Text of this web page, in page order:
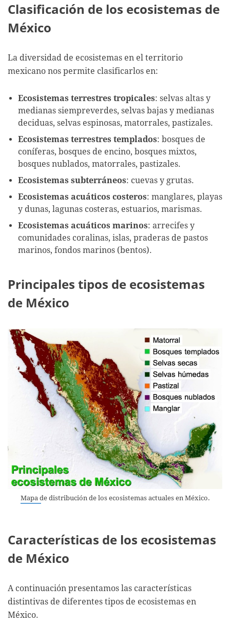
Clasificación de los ecosistemas de
México
La diversidad de ecosistemas en el territorio
mexicano nos permite clasificarlos en:
Ecosistemas terrestres tropicales: selvas altas y
medianas siempreverdes, selvas bajas y medianas
deciduas, selvas espinosas, matorrales, pastizales.
Ecosistemas terrestres templados: bosques de
coníferas, bosques de encino, bosques mixtos,
bosques nublados, matorrales, pastizales.
Ecosistemas subterráneos: cuevas y grutas.
Ecosistemas acuáticos costeros: manglares, playas
y dunas, lagunas costeras, estuarios, marismas.
Ecosistemas acuáticos marinos: arrecifes y
comunidades coralinas, islas, praderas de pastos
marinos, fondos marinos (bentos).
Principales tipos de ecosistemas
de México
Mapa de distribución de los ecosistemas actuales en México.
Características de los ecosistemas
de México
A continuación presentamos las características
distintivas de diferentes tipos de ecosistemas en
México.